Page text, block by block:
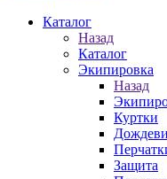
Каталог
Назад
Каталог
Экипировка
Назад
Куртки
Защита